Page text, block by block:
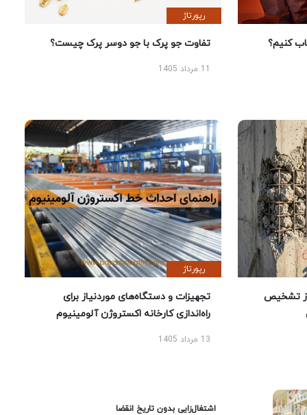
کنیم؟
رپورتاژ
تفاوت جو پرک با جو دوسر پرک چیست؟
تشخیص
رپورتاژ
تجهیزات و دستگاه‌های موردنیاز برای
راه‌اندازی کارخانه اکستروژن آلومینیوم
13 مرداد 1405
اشتغال‌زایی بدون تاریخ انقضا